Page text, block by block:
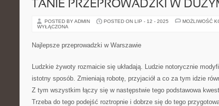
TANIE PRZEPROWADZKI W
POSTED BY ADMIN POSTED ON LIP - 12 - 2025
MOŻLIWOŚĆ
WYŁĄCZONA
Najlepsze przeprowadzki w Warszawie
Ludzkie żywoty rozmaicie się układają. Ludzie notorycznie
istotny sposób. Zmieniają robotę, przyjaciół a co za tym idzie
Z tym wszystkim łączy się w następstwie tego podstawowa
Trzeba do tego podejść roztropnie i dobrze się do tego